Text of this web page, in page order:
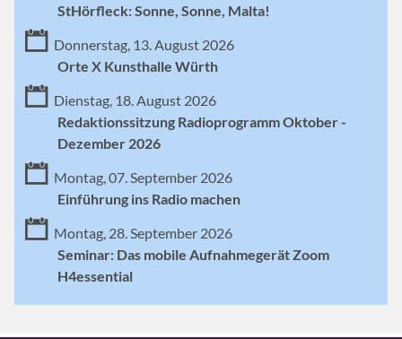
StHörfleck: Sonne, Sonne, Malta!
Donnerstag, 13. August 2026
Orte X Kunsthalle Würth
Dienstag, 18. August 2026
Redaktionssitzung Radioprogramm Oktober -
Dezember 2026
Montag, 07. September 2026
Einführung ins Radio machen
Montag, 28. September 2026
Seminar: Das mobile Aufnahmegerät Zoom
H4essential